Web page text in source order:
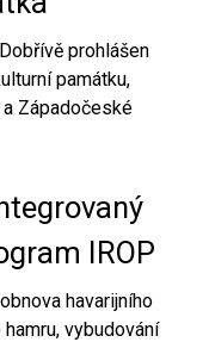
prohlášen
památku,
Západočeské
IROP
havarijního
vybudování